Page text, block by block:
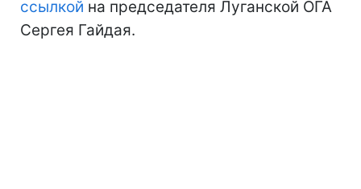
ссылкой на председателя Луганской ОГА
Сергея Гайдая.